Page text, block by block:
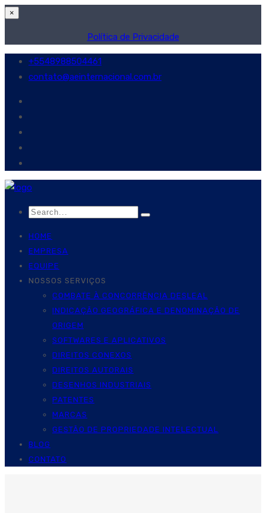
×
Política de Privacidade
+5548988504461
contato@aeinternacional.com.br
HOME
EMPRESA
EQUIPE
NOSSOS SERVIÇOS
COMBATE À CONCORRÊNCIA DESLEAL
INDICAÇÃO GEOGRÁFICA E DENOMINAÇÃO DE
ORIGEM
SOFTWARES E APLICATIVOS
DIREITOS CONEXOS
DIREITOS AUTORAIS
DESENHOS INDUSTRIAIS
PATENTES
MARCAS
GESTÃO DE PROPRIEDADE INTELECTUAL
BLOG
CONTATO